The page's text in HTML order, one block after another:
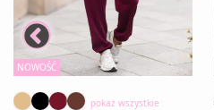
NOWOŚĆ
pokaż wszystkie